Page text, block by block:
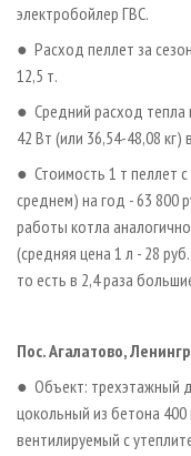
электробойлер ГВС.
● Расход пеллет за
12,5 т.
● Средний расход тепла
42 Вт (или 36,54-48,08
● Стоимость 1 т пеллет
среднем) на год - 63 800
работы котла
(средняя цена 1 л - 28
то есть в 2,4 раза
Пос. Агалатово,
● Объект: трехэтажный
цокольный из бетона
вентилируемый с